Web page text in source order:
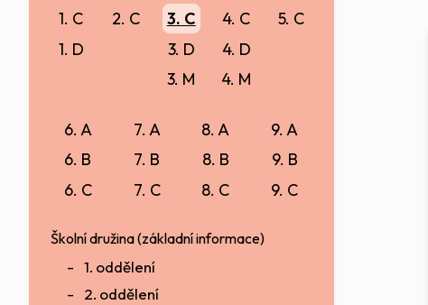
1. C
1. D
2. C
3. C
3. D
3. M
4. C
4. D
4. M
5. C
6. A
6. B
6. C
7. A
7. B
7. C
8. A
8. B
8. C
9. A
9. B
9. C
Školní družina (základní informace)
1. oddělení
2. oddělení